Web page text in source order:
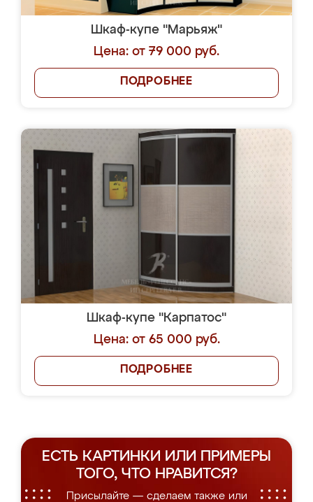
Шкаф-купе "Марьяж"
Цена: от 79 000 руб.
ПОДРОБНЕЕ
Шкаф-купе "Карпатос"
Цена: от 65 000 руб.
ПОДРОБНЕЕ
ЕСТЬ КАРТИНКИ ИЛИ ПРИМЕРЫ
ТОГО, ЧТО НРАВИТСЯ?
Присылайте — сделаем также или